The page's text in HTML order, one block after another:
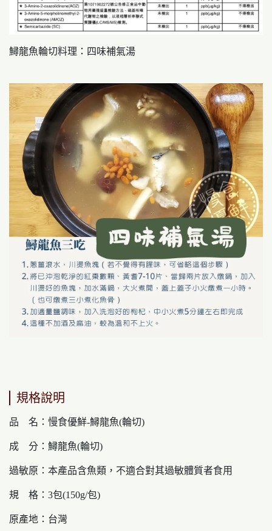
鱘龍魚輪切料理：四味補氣湯
規格說明
品 名：慢食優鮮-鱘龍魚(輪切)
成 分：鱘龍魚(輪切)
過敏原：本產品含魚類，不適合對其過敏體質者食用
規 格：3包(150g/包)
原產地：台灣